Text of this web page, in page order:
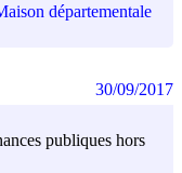
départementale
publiques hors
30/09/2017